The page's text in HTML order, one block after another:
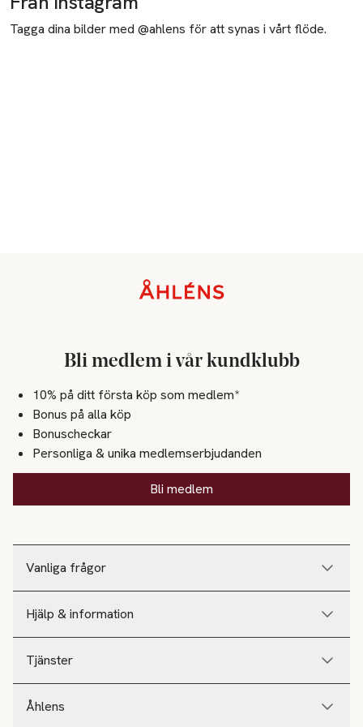
Tagga dina bilder med @ahlens för att synas i vårt flöde.
Vanliga frågor
Hjälp & information
Tjänster
Åhlens
Bli medlem i vår kundklubb
10% på ditt första köp som medlem*
Bonus på alla köp
Bonuscheckar
Personliga & unika medlemserbjudanden
Bli medlem